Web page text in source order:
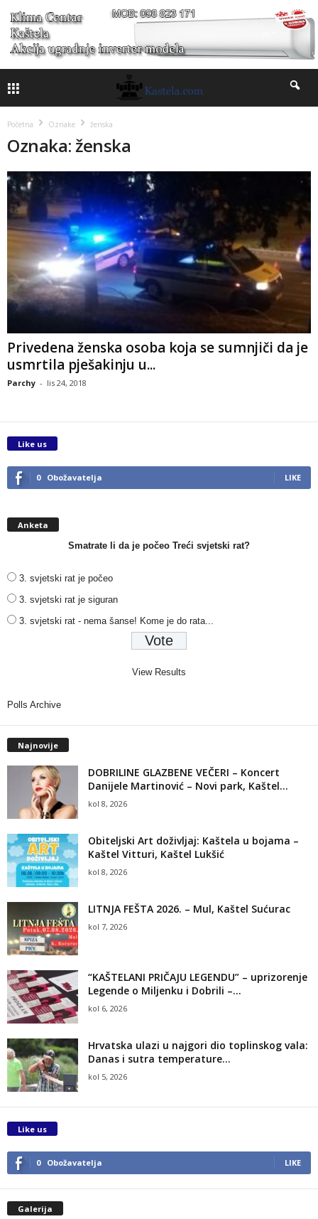
Početna Oznake ženska
Oznaka: ženska
Privedena ženska osoba koja se sumnjiči da je
usmrtila pješakinju u...
Parchy - lis 24, 2018
Like us
0 Obožavatelja LIKE
Anketa
Smatrate li da je počeo Treći svjetski rat?
3. svjetski rat je počeo
3. svjetski rat je siguran
3. svjetski rat - nema šanse! Kome je do rata...
View Results
Polls Archive
Najnovije
DOBRILINE GLAZBENE VEČERI – Koncert
Danijele Martinović – Novi park, Kaštel...
kol 8, 2026
Obiteljski Art doživljaj: Kaštela u bojama –
Kaštel Vitturi, Kaštel Lukšić
kol 8, 2026
LITNJA FEŠTA 2026. – Mul, Kaštel Sućurac
kol 7, 2026
“KAŠTELANI PRIČAJU LEGENDU” – uprizorenje
Legende o Miljenku i Dobrili –...
kol 6, 2026
Hrvatska ulazi u najgori dio toplinskog vala:
Danas i sutra temperature...
kol 5, 2026
Like us
0 Obožavatelja LIKE
Galerija